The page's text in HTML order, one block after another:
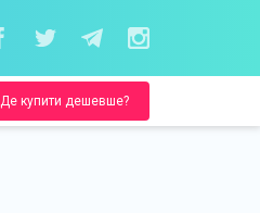
Де купити дешевше?